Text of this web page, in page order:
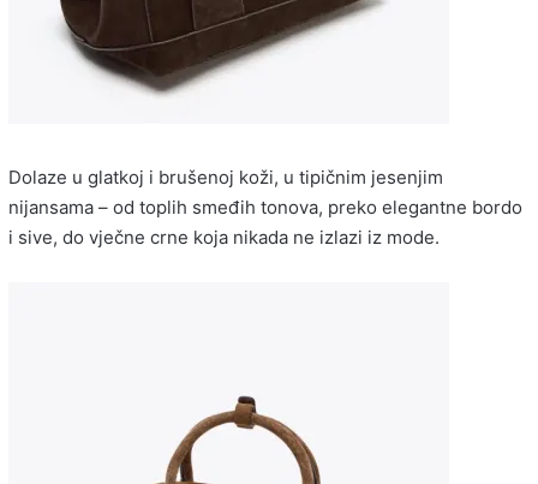
Dolaze u glatkoj i brušenoj koži, u tipičnim jesenjim
nijansama – od toplih smeđih tonova, preko elegantne bordo
i sive, do vječne crne koja nikada ne izlazi iz mode.